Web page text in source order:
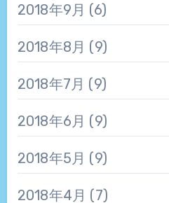
2018年9月 (6)
2018年8月 (9)
2018年7月 (9)
2018年6月 (9)
2018年5月 (9)
2018年4月 (7)